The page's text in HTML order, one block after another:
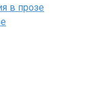
в прозе